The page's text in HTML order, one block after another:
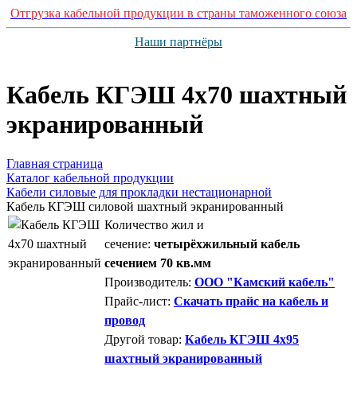
Отгрузка кабельной продукции в страны таможенного союза
Наши партнёры
Кабель КГЭШ 4x70 шахтный
экранированный
Главная страница
Каталог кабельной продукции
Кабели силовые для прокладки нестационарной
Кабель КГЭШ силовой шахтный экранированный
Количество жил и
сечение: четырёхжильный кабель
сечением 70 кв.мм
Производитель: ООО "Камский кабель"
Прайс-лист: Скачать прайс на кабель и
провод
Другой товар: Кабель КГЭШ 4x95
шахтный экранированный